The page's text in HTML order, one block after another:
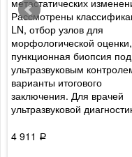
метастатических
Рассмотрены
LN, отбор узлов для
морфологической оценки,
пункционная биопсия под
ультразвуковым
варианты итогового
заключения. Для врачей
ультразвуковой
4 911
Р